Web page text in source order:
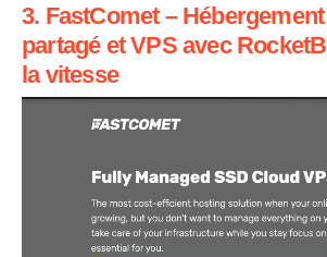
3. FastComet –
partagé et VPS avec
la vitesse